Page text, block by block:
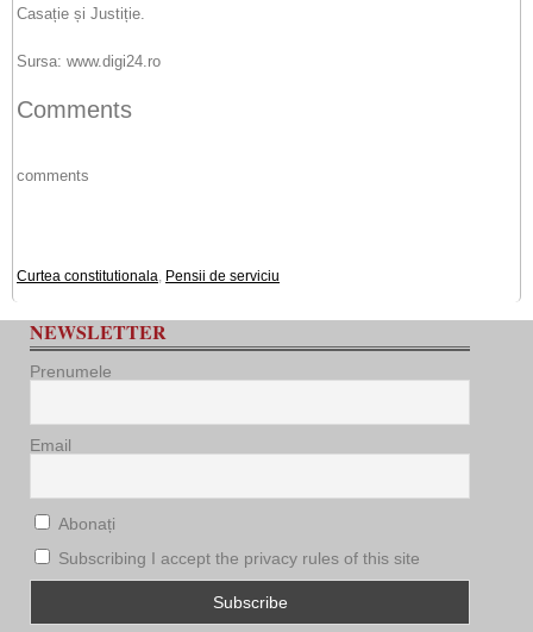
Casație și Justiție.
Sursa: www.digi24.ro
Comments
comments
Curtea constitutionala, Pensii de serviciu
NEWSLETTER
Prenumele
Email
Abonați
Subscribing I accept the privacy rules of this site